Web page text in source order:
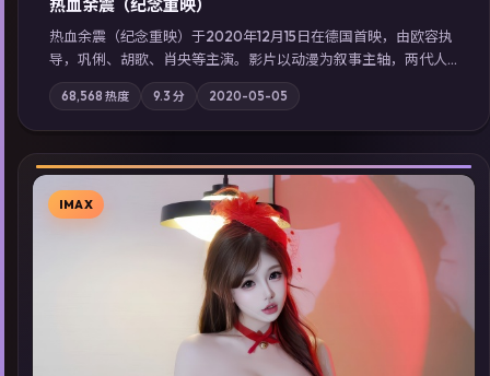
热血余震（纪念重映）
热血余震（纪念重映）于2020年12月15日在德国首映，由欧容执
导，巩俐、胡歌、肖央等主演。影片以动漫为叙事主轴，两代人
的执念在暴风雨夜正面相撞；摄影与配乐强化地域气质；站内亦
可通过「国产免费观看高清电视剧在线看」延展检索同类型高分
佳作，畅享高清在线追剧体验。
68,568 热度 9.3 分 2020-05-05
▶
IMAX